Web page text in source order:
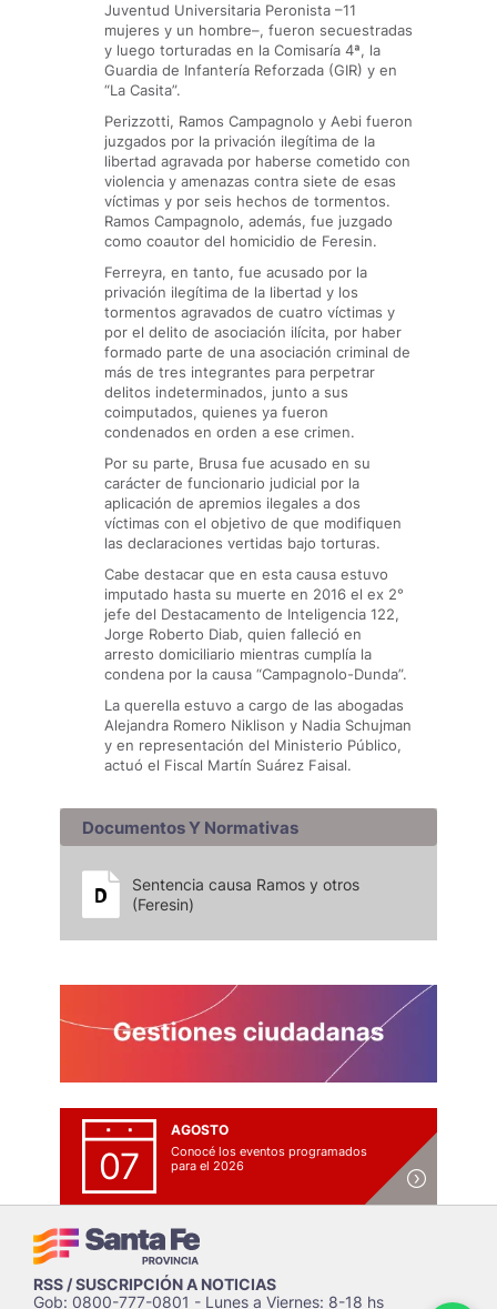
Juventud Universitaria Peronista –11
mujeres y un hombre–, fueron secuestradas
y luego torturadas en la Comisaría 4ª, la
Guardia de Infantería Reforzada (GIR) y en
“La Casita”.
Perizzotti, Ramos Campagnolo y Aebi fueron
juzgados por la privación ilegítima de la
libertad agravada por haberse cometido con
violencia y amenazas contra siete de esas
víctimas y por seis hechos de tormentos.
Ramos Campagnolo, además, fue juzgado
como coautor del homicidio de Feresin.
Ferreyra, en tanto, fue acusado por la
privación ilegítima de la libertad y los
tormentos agravados de cuatro víctimas y
por el delito de asociación ilícita, por haber
formado parte de una asociación criminal de
más de tres integrantes para perpetrar
delitos indeterminados, junto a sus
coimputados, quienes ya fueron
condenados en orden a ese crimen.
Por su parte, Brusa fue acusado en su
carácter de funcionario judicial por la
aplicación de apremios ilegales a dos
víctimas con el objetivo de que modifiquen
las declaraciones vertidas bajo torturas.
Cabe destacar que en esta causa estuvo
imputado hasta su muerte en 2016 el ex 2°
jefe del Destacamento de Inteligencia 122,
Jorge Roberto Diab, quien falleció en
arresto domiciliario mientras cumplía la
condena por la causa “Campagnolo-Dunda”.
La querella estuvo a cargo de las abogadas
Alejandra Romero Niklison y Nadia Schujman
y en representación del Ministerio Público,
actuó el Fiscal Martín Suárez Faisal.
Documentos Y Normativas
Sentencia causa Ramos y otros
(Feresin)
07
AGOSTO
Conocé los eventos programados
para el 2026
RSS / SUSCRIPCIÓN A NOTICIAS
Gob: 0800-777-0801 - Lunes a Viernes: 8-18 hs